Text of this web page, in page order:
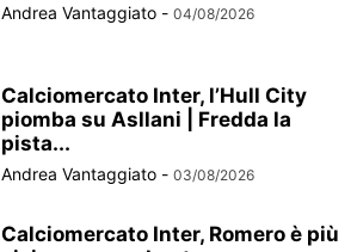
Andrea Vantaggiato - 04/08/2026
Calciomercato Inter, l’Hull City
piomba su Asllani | Fredda la
pista...
Andrea Vantaggiato - 03/08/2026
Calciomercato Inter, Romero è più